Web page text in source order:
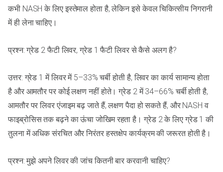
कभी NASH के लिए इस्तेमाल होता है, लेकिन इसे केवल चिकित्सीय निगरानी
में ही लेना चाहिए।
प्रश्न: ग्रेड 2 फैटी लिवर, ग्रेड 1 फैटी लिवर से कैसे अलग है?
उत्तर: ग्रेड 1 में लिवर में 5–33% चर्बी होती है, लिवर का कार्य सामान्य होता
है और आमतौर पर कोई लक्षण नहीं होते। ग्रेड 2 में 34–66% चर्बी होती है,
आमतौर पर लिवर एंजाइम बढ़ जाते हैं, लक्षण पैदा हो सकते हैं, और NASH व
फाइब्रोसिस तक बढ़ने का ऊंचा जोखिम रहता है। ग्रेड 2 के लिए ग्रेड 1 की
तुलना में अधिक संरचित और निरंतर हस्तक्षेप कार्यक्रम की जरूरत होती है।
प्रश्न: मुझे अपने लिवर की जांच कितनी बार करवानी चाहिए?